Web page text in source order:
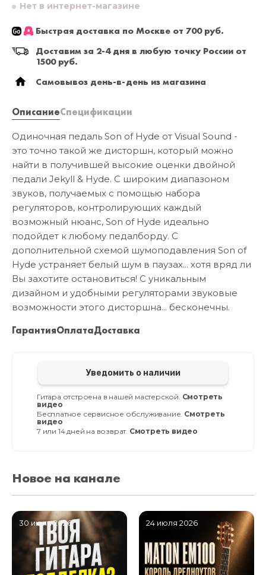
Нет в интернет-магазине
Быстрая доставка по Москве от 700 руб.
Доставим за 2-4 дня в любую точку России от
1500 руб.
Самовывоз день-в-день из магазина
ОписаниеСпецификации
Одиночная педаль Son of Hyde от Visual Sound -
это точно такой же дисторшн, который можно
найти в получившей высокие оценки двойной
педали Jekyll & Hyde. С широким диапазоном
звуков, получаемых с помощью набора
регуляторов, контролирующих каждый
возможный нюанс, Son of Hyde идеально
подойдет к любому педалборду. С
дополнительной схемой шумоподавления Son of
Hyde устраняет белый шум в паузах... хотя вряд ли
Вы захотите остановиться! С уникальным
дизайном и удобными регуляторами звуковые
возможности этого дисторшна... бесконечны.
ГарантияОплатаДоставка
Уведомить о наличии
Гитара отстроена в нашей мастерской. Смотреть
видео
Бесплатное сервисное обслуживание. Смотреть
видео
7 или 14 дней на возврат. Смотреть видео
Новое на канале
30 июля 2026 24 июля 2026